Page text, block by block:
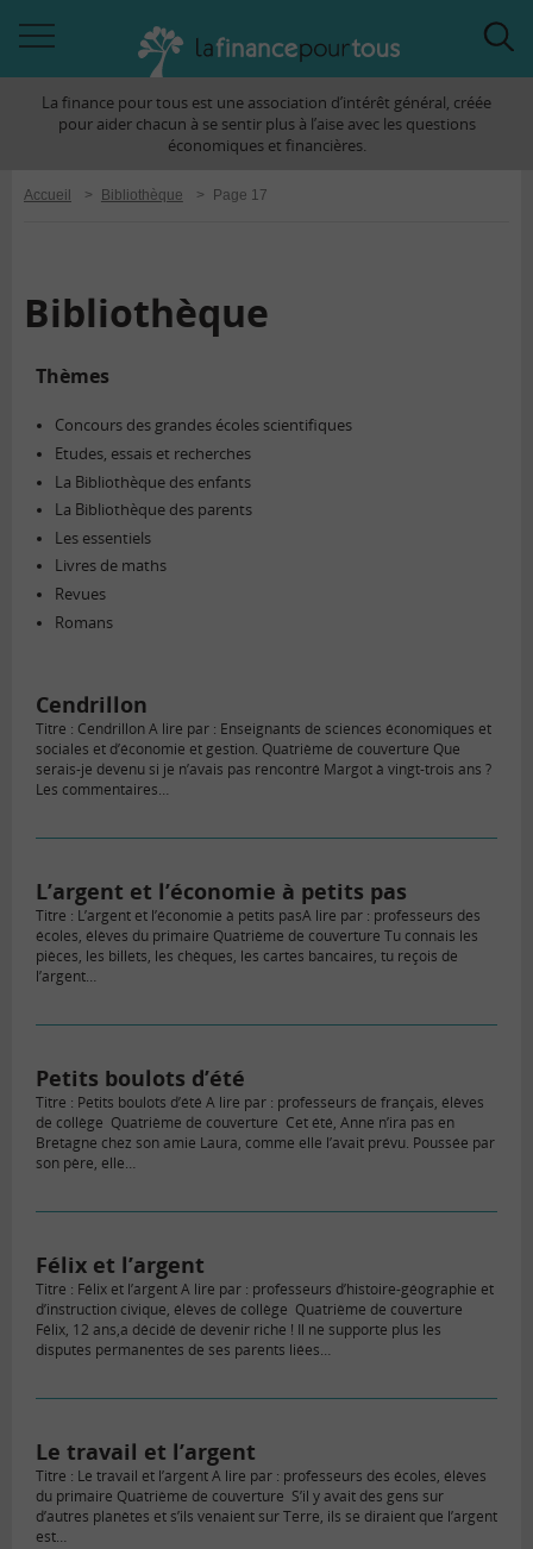
àLa finance pour tous est une association d’intérêt général, créée
pour aider chacun à se sentir plus à l’aise avec les questions
économiques et financières.
Accueil > Bibliothèque > Page 17
Bibliothèque
Thèmes
Concours des grandes écoles scientifiques
Etudes, essais et recherches
La Bibliothèque des enfants
La Bibliothèque des parents
Les essentiels
Livres de maths
Revues
Romans
Cendrillon
Titre : Cendrillon A lire par : Enseignants de sciences économiques et
sociales et d’économie et gestion. Quatrième de couverture Que
serais-je devenu si je n’avais pas rencontré Margot à vingt-trois ans ?
Les commentaires…
L’argent et l’économie à petits pas
Titre : L’argent et l’économie à petits pasA lire par : professeurs des
écoles, élèves du primaire Quatrième de couverture Tu connais les
pièces, les billets, les chèques, les cartes bancaires, tu reçois de
l’argent…
Petits boulots d’été
Titre : Petits boulots d’été A lire par : professeurs de français, élèves
de collège Quatrième de couverture Cet été, Anne n’ira pas en
Bretagne chez son amie Laura, comme elle l’avait prévu. Poussée par
son père, elle…
Félix et l’argent
Titre : Félix et l’argent A lire par : professeurs d’histoire-géographie et
d’instruction civique, élèves de collège Quatrième de couverture
Félix, 12 ans,a décidé de devenir riche ! Il ne supporte plus les
disputes permanentes de ses parents liées…
Le travail et l’argent
Titre : Le travail et l’argent A lire par : professeurs des écoles, élèves
du primaire Quatrième de couverture S’il y avait des gens sur
d’autres planètes et s’ils venaient sur Terre, ils se diraient que l’argent
est…